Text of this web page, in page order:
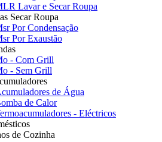
Lavar e Secar Roupa
Secar Roupa
Por Condensação
Por Exaustão
- Com Grill
- Sem Grill
de Água
de Calor
- Eléctricos
de Cozinha